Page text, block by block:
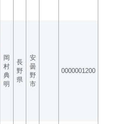
岡
村
典
明
長
野
県
安
曇
野
市
0000001200